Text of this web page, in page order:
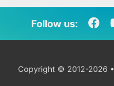
Follow us:
Copyright © 2012-2026